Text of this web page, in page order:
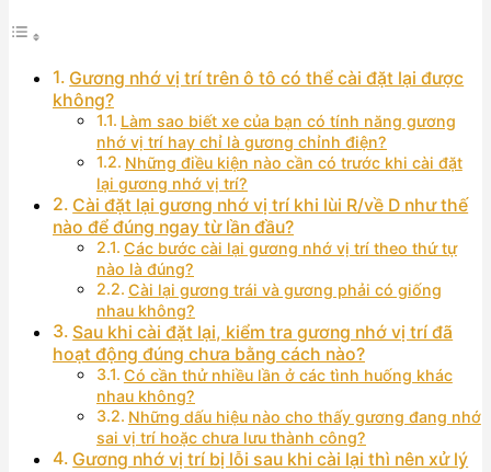
Gương nhớ vị trí trên ô tô có thể cài đặt lại được
không?
Làm sao biết xe của bạn có tính năng gương
nhớ vị trí hay chỉ là gương chỉnh điện?
Những điều kiện nào cần có trước khi cài đặt
lại gương nhớ vị trí?
Cài đặt lại gương nhớ vị trí khi lùi R/về D như thế
nào để đúng ngay từ lần đầu?
Các bước cài lại gương nhớ vị trí theo thứ tự
nào là đúng?
Cài lại gương trái và gương phải có giống
nhau không?
Sau khi cài đặt lại, kiểm tra gương nhớ vị trí đã
hoạt động đúng chưa bằng cách nào?
Có cần thử nhiều lần ở các tình huống khác
nhau không?
Những dấu hiệu nào cho thấy gương đang nhớ
sai vị trí hoặc chưa lưu thành công?
Gương nhớ vị trí bị lỗi sau khi cài lại thì nên xử lý